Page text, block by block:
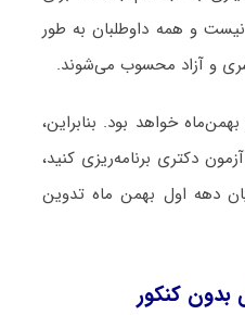
نیست و همه داوطلبان به طور
و آزاد محسوب می‌شوند.
زمان برگزاری آزمون دکتری ۱۰ بهمن‌ماه خواهد بود. بنابراین،
دکتری برنامه‌ریزی کنید،
دهه اول بهمن ماه تدوین
کنکور